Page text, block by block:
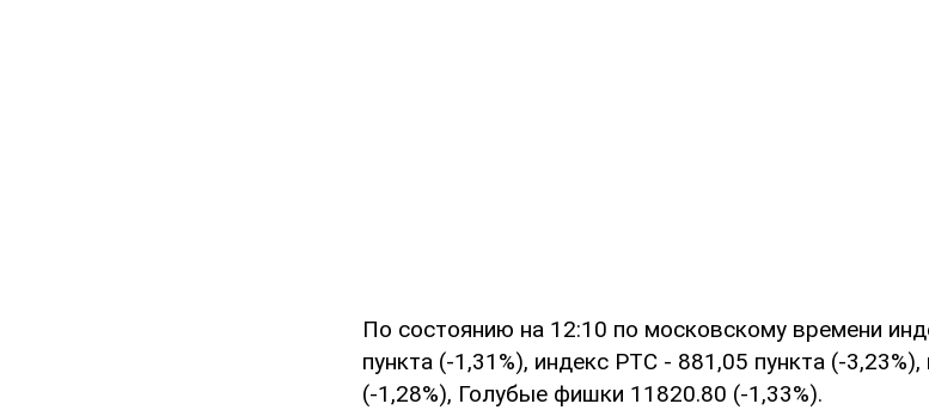
По состоянию на 12:10 по московскому времени
пункта (-1,31%), индекс РТС - 881,05 пункта (-
(-1,28%), Голубые фишки 11820.80 (-1,33%).